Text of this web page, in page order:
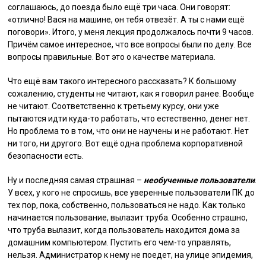
соглашаюсь, до поезда было ещё три часа. Они говорят:
«отлично! Вася на машине, он тебя отвезёт. А ты с нами ещё
поговори». Итого, у меня лекция продолжалось почти 9 часов.
Причём самое интересное, что все вопросы были по делу. Все
вопросы правильные. Вот это о качестве материала.
Что ещё вам такого интересного рассказать? К большому
сожалению, студенты не читают, как я говорил ранее. Вообще
не читают. Соответственно к третьему курсу, они уже
пытаются идти куда-то работать, что естественно, денег нет.
Но проблема то в том, что они не научены и не работают. Нет
ни того, ни другого. Вот ещё одна проблема корпоративной
безопасности есть.
Ну и последняя самая страшная – необученные пользователи.
У всех, у кого не спросишь, все уверенные пользователи ПК до
тех пор, пока, собственно, пользоваться не надо. Как только
начинается пользование, вылазит труба. Особенно страшно,
что труба вылазит, когда пользователь находится дома за
домашним компьютером. Пустить его чем-то управлять,
нельзя. Администратор к нему не поедет, на улице эпидемия,